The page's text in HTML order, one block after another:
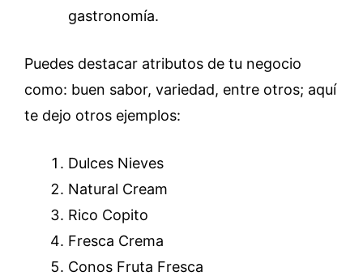
gastronomía.
Puedes destacar atributos de tu negocio
como: buen sabor, variedad, entre otros; aquí
te dejo otros ejemplos:
Dulces Nieves
Natural Cream
Rico Copito
Fresca Crema
Conos Fruta Fresca